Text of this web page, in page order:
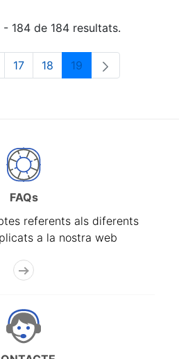
184 de 184 resultats.
intermèdies Utilitzeu TAB
Pàgina
17 Pàgina
18 Pàgina
19
FAQs
referents als diferents
a la nostra web